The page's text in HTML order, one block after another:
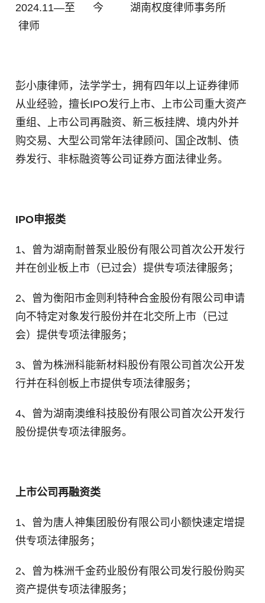
2024.11—至 今 湖南权度律师事务所
律师
彭小康律师，法学学士，拥有四年以上证券律师
从业经验，擅长IPO发行上市、上市公司重大资产
重组、上市公司再融资、新三板挂牌、境内外并
购交易、大型公司常年法律顾问、国企改制、债
券发行、非标融资等公司证券方面法律业务。
IPO申报类
1、曾为湖南耐普泵业股份有限公司首次公开发行
并在创业板上市（已过会）提供专项法律服务；
2、曾为衡阳市金则利特种合金股份有限公司申请
向不特定对象发行股份并在北交所上市（已过
会）提供专项法律服务；
3、 曾为株洲科能新材料股份有限公司首次公开发
行并在科创板上市提供专项法律服务；
4、曾为湖南澳维科技股份有限公司首次公开发行
股份提供专项法律服务。
上市公司再融资类
1、曾为唐人神集团股份有限公司小额快速定增提
供专项法律服务；
2、曾为株洲千金药业股份有限公司发行股份购买
资产提供专项法律服务；